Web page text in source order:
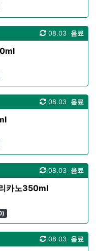
음료
08.03
음료
08.03
음료
08.03
카노350ml
음료
08.03